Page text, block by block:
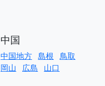
中国
中国地方 島根 鳥取
岡山 広島 山口